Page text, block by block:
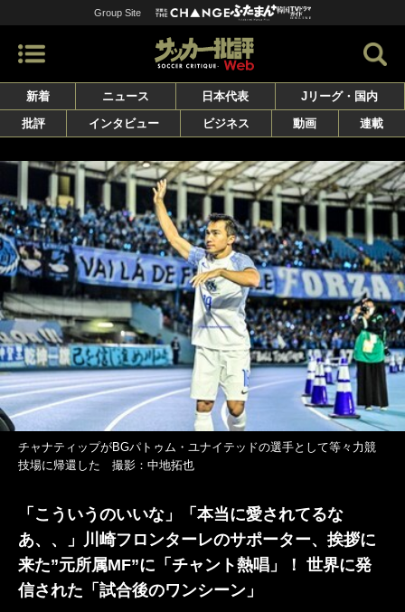
Group Site
新着 ニュース 日本代表
Jリーグ・国内
批評
インタビュー ビジネス 動画 連載
チャナティップがBGパトゥム・ユナイテッドの選手として等々力競
技場に帰還した 撮影：中地拓也
「こういうのいいな」「本当に愛されてるな
あ、、」川崎フロンターレのサポーター、挨拶に
来た”元所属MF”に「チャント熱唱」！ 世界に発
信された「試合後のワンシーン」